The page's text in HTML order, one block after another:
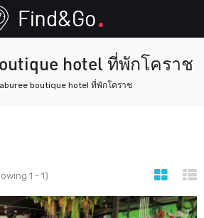
hotel ที่พักโคราช
boutique hotel ที่พักโคราช
1 - 1)